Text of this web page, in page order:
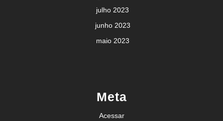
julho 2023
junho 2023
maio 2023
Meta
Acessar